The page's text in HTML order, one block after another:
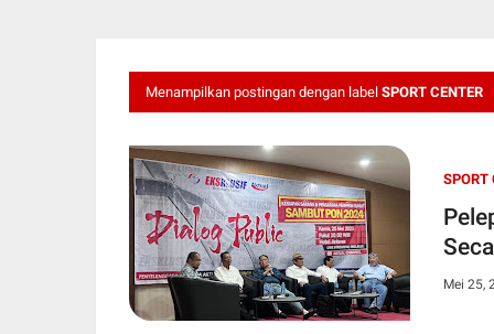
Menampilkan postingan dengan label SPORT CENTER
SPORT
Mei 25,